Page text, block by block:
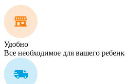
Удобно
Все необходимое для вашего